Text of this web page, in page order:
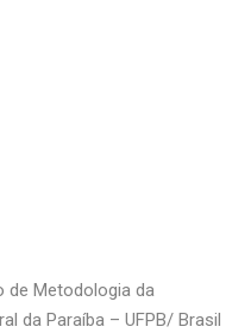
de Metodologia da
da Paraíba – UFPB/ Brasil